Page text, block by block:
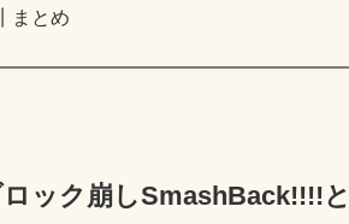
まとめ
ック崩しSmashBack!!!!